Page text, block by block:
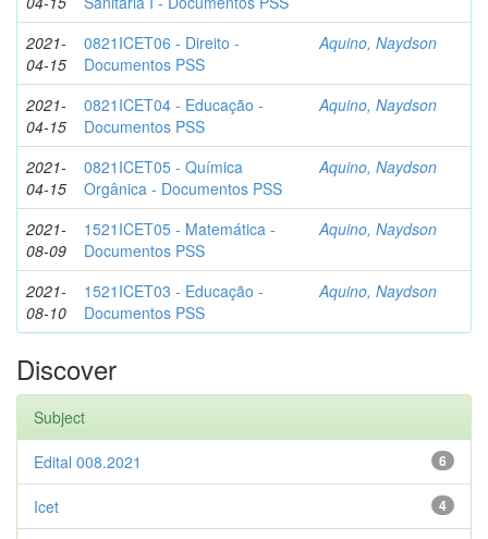
2021-
04-15
0821ICET06 - Direito -
Documentos PSS
Aquino, Naydson
2021-
04-15
0821ICET04 - Educação -
Documentos PSS
Aquino, Naydson
2021-
04-15
0821ICET05 - Química
Orgânica - Documentos PSS
Aquino, Naydson
2021-
08-09
1521ICET05 - Matemática -
Documentos PSS
Aquino, Naydson
2021-
08-10
1521ICET03 - Educação -
Documentos PSS
Aquino, Naydson
Discover
Subject
6
Edital 008.2021
4
Icet